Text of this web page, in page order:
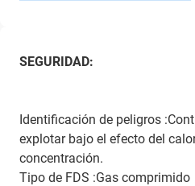
SEGURIDAD:
Identificación de peligros
explotar bajo el efecto del
concentración.
Tipo de FDS :Gas comprimido